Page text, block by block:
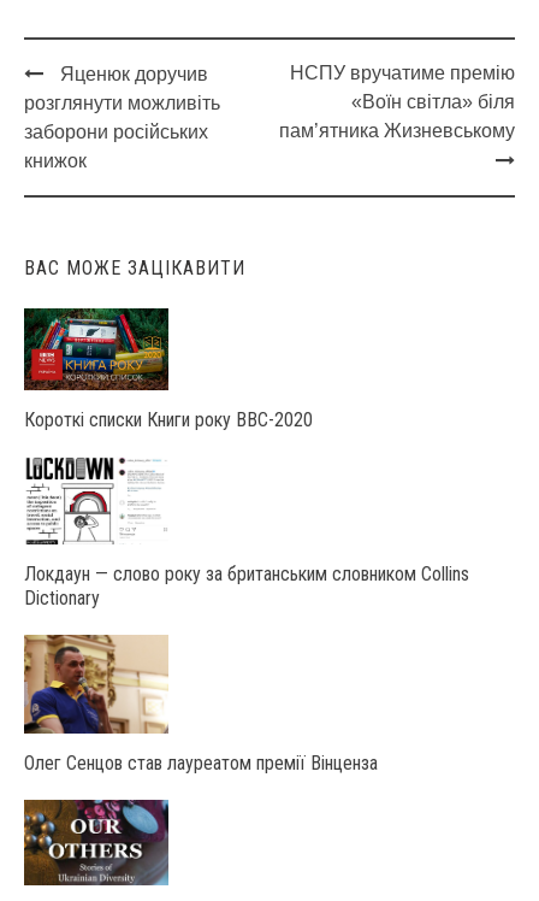
Post
navigation
Яценюк доручив
розглянути можливіть
заборони російських
книжок
НСПУ вручатиме премію
«Воїн світла» біля
пам’ятника Жизневському
ВАС МОЖЕ ЗАЦІКАВИТИ
Короткі списки Книги року ВВС-2020
Локдаун — слово року за британським словником Collins
Dictionary
Олег Сенцов став лауреатом премії Вінценза